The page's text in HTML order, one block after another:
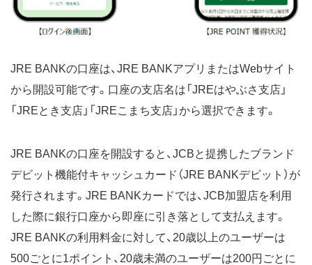
JRE BANKの口座は、JRE BANKアプリまたはWebサイト
から開設可能です。口座の支店名は「JREはやぶさ支店」
「JREとき支店」「JREこまち支店」から選択できます。
JRE BANKの口座を開設すると、JCBと提携したブランド
デビット機能付キャッシュカード（JRE BANKデビット）が
発行されます。JRE BANKカードでは、JCB加盟店を利用
した際に銀行口座から即座に引き落として支払えます。
JRE BANKの利用料金に対して、20歳以上のユーザーは
500ごとに1ポイント、20歳未満のユーザーは200円ごとに